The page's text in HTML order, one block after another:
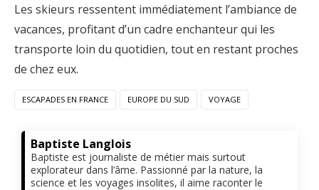
Les skieurs ressentent immédiatement l’ambiance de
vacances, profitant d’un cadre enchanteur qui les
transporte loin du quotidien, tout en restant proches
de chez eux.
ESCAPADES EN FRANCE EUROPE DU SUD VOYAGE
Baptiste Langlois
Baptiste est journaliste de métier mais surtout
explorateur dans l’âme. Passionné par la nature, la
science et les voyages insolites, il aime raconter le